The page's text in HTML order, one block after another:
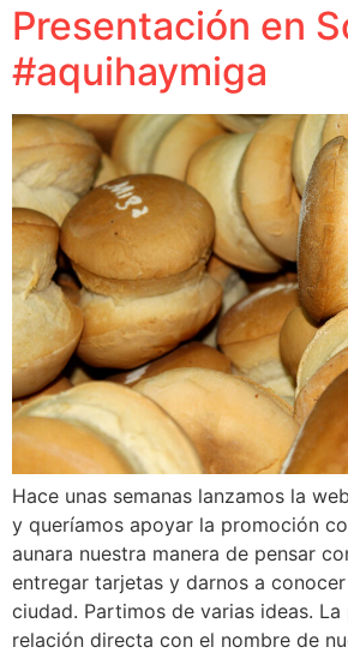
Presentación en
#aquihaymiga
Hace unas semanas lanzamos la
y queríamos apoyar la promoción
aunara nuestra manera de pensar
entregar tarjetas y darnos a
ciudad. Partimos de varias ideas. La
relación directa con el nombre de